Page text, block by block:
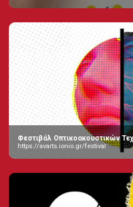
Φεστιβάλ Οπτικοακουστικών
https://avarts.ionio.gr/festival